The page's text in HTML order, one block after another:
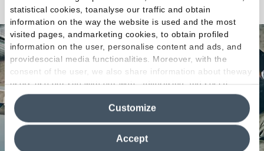
statistical cookies, toanalyse our traffic and obtain
information on the way the website is used and the most
visited pages, andmarketing cookies, to obtain profiled
information on the user, personalise content and ads, and
providesocial media functionalities. Moreover, with the
consent of the user, we also share information about theway
users use our site with our web, advertising and social
media analytics partners, who may combine itwith other
information in their possession. By closing this banner,
clicking on "Reject", it will be possible tocontinue browsing
the site after installing only technical cookies. For more
information see the
Cookie Policy
Accept
Customize